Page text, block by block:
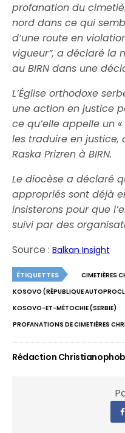
profanation du
nord dans ce qui
d’une route en
vigueur”, a déclaré la
au BIRN dans une
L’Église orthodoxe
une action en justice
ce qu’elle appelle un
les traduire en
Raska Prizren à BIRN.
Le diocèse a déclaré
appropriés sont déjà
insisterons pour que
suivi par des
Source :Balkan Insight
ÉTIQUETTES CIMETIÈRES
KOSOVO (RÉPUBLIQUE
KOSOVO-ET-MÉTOCHIE (SERBIE)
PROFANATIONS DE CIMETIÈRES
Rédaction